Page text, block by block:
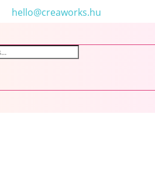
hello@creaworks.hu